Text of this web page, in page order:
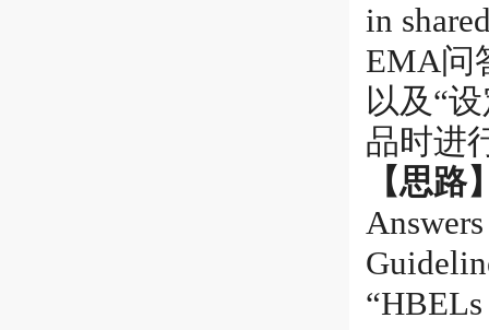
in
EMA问
以及“
品时进
【思路